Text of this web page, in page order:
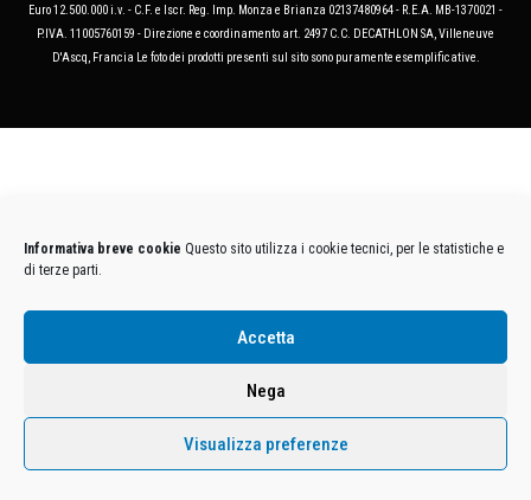
Informativa breve cookie Questo sito utilizza i cookie tecnici, per le statistiche e
di terze parti.
Accetta
Nega
Visualizza preferenze
Euro 12.500.000 i.v. - C.F. e Iscr. Reg. Imp. Monza e Brianza 02137480964 - R.E.A. MB-1370021 -
P.IVA. 11005760159 - Direzione e coordinamento art. 2497 C.C. DECATHLON SA, Villeneuve
D'Ascq, Francia Le foto dei prodotti presenti sul sito sono puramente esemplificative.